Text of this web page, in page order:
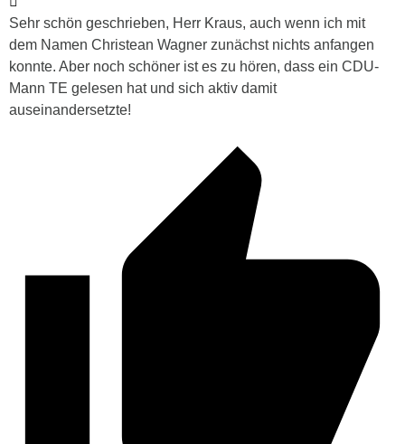
Sehr schön geschrieben, Herr Kraus, auch wenn ich mit
dem Namen Christean Wagner zunächst nichts anfangen
konnte. Aber noch schöner ist es zu hören, dass ein CDU-
Mann TE gelesen hat und sich aktiv damit
auseinandersetzte!